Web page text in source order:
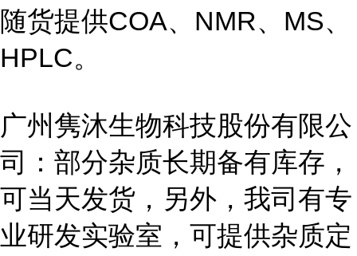
随货提供COA、NMR、MS、
HPLC。
广州隽沐生物科技股份有限公
司：部分杂质长期备有库存，
可当天发货，另外，我司有专
业研发实验室，可提供杂质定